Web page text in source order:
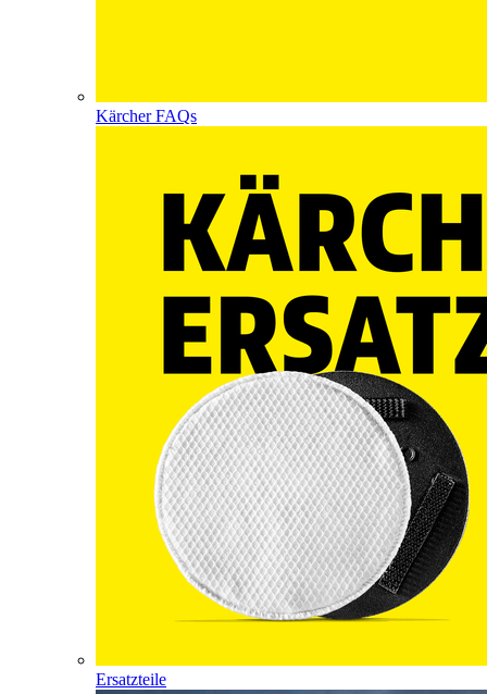
Kärcher FAQs
Ersatzteile